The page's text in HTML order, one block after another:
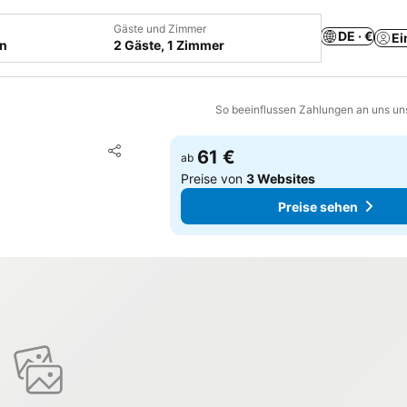
Gäste und Zimmer
2 Gäste, 1 Zimmer
DE · €
So beeinflussen Zahlungen an uns
Teilen
Zu Favoriten hinzufügen
ab 61 €
Preise von3 Websites
Preise sehen